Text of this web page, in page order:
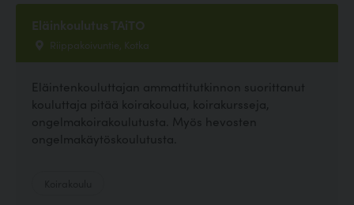
Eläinkoulutus TAiTO
Riippakoivuntie, Kotka
Eläintenkouluttajan ammattitutkinnon suorittanut
kouluttaja pitää koirakoulua, koirakursseja,
ongelmakoirakoulutusta. Myös hevosten
ongelmakäytöskoulutusta.